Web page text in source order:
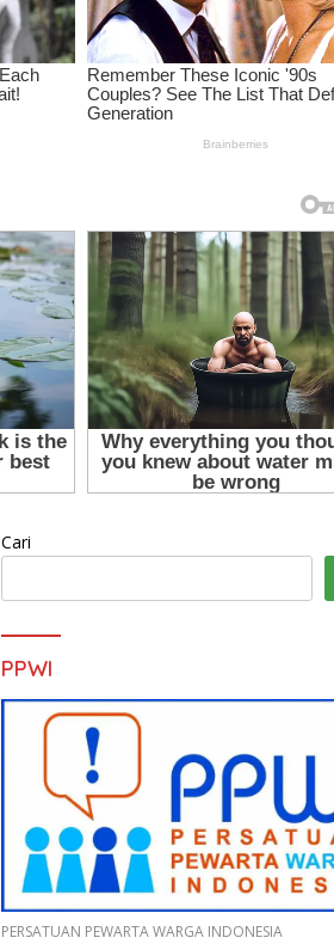
Cari
PPWI
PERSATUAN PEWARTA WARGA INDONESIA